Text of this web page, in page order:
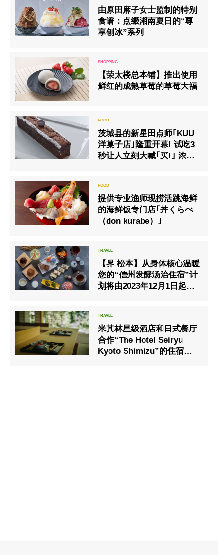
由原田麻子女士监制的特别
食谱：点缀湘南夏日的“尊
享刨冰”系列
【荣太楼总本铺】推出使用
鲜红的成熟草莓的草莓大福
茨城县的新星田点师｢KUU
洋菓子店｣隆重开幕! 试吃3
秒让人立刻大喊｢买!｣ 浓厚
提供专业渔师现捞活跳海鲜
的海鲜饭专门店｢丼くらべ
（don kurabe）｣
【界 松本】从身体核心温暖
您的“信州发酵汤治住宿”计
划将由2023年12月1日起开
米其林星级酒店和日式餐厅
合作“The Hotel Seiryu
Kyoto Shimizu”的住宿计